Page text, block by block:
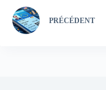
PRÉCÉDENT